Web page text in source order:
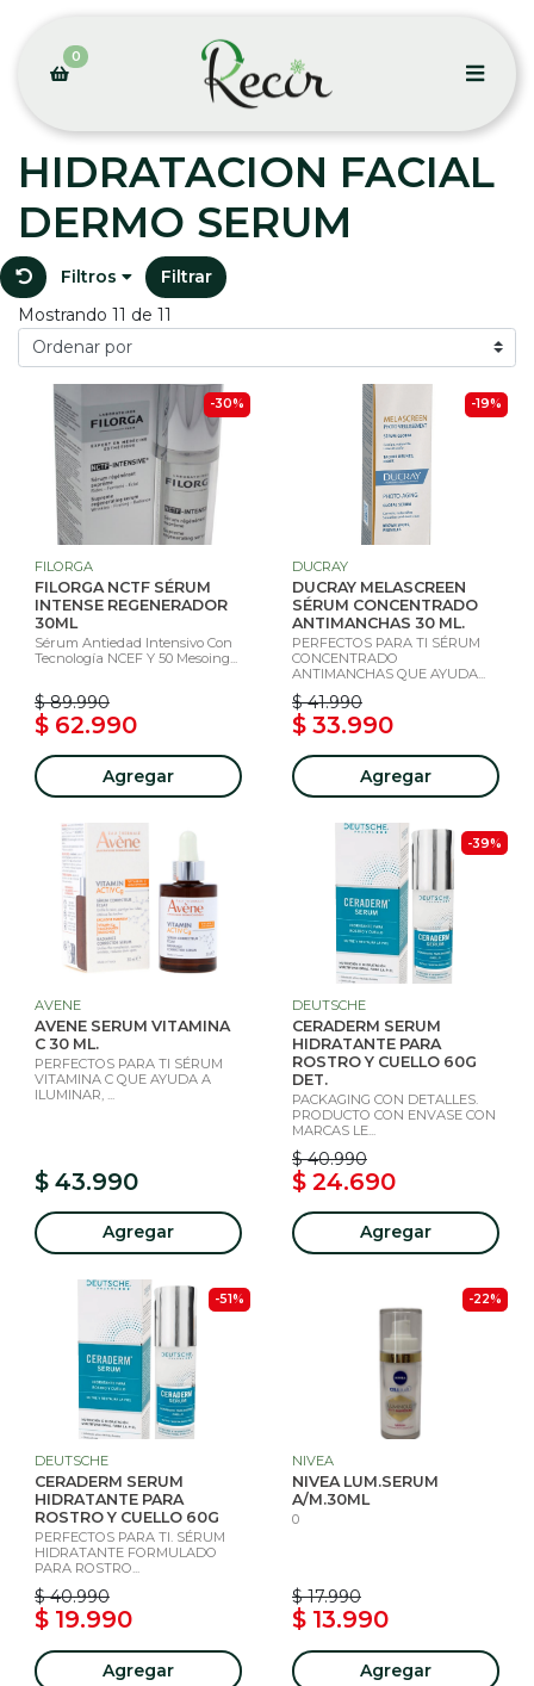
0
HIDRATACION FACIAL
DERMO SERUM
Filtros
Filtrar
Mostrando 11 de 11
-30%
FILORGA
FILORGA NCTF SÉRUM
INTENSE REGENERADOR
30ML
Sérum Antiedad Intensivo Con
Tecnología NCEF Y 50 Mesoing...
$ 89.990
$ 62.990
Agregar
-19%
DUCRAY
DUCRAY MELASCREEN
SÉRUM CONCENTRADO
ANTIMANCHAS 30 ML.
PERFECTOS PARA TI SÉRUM
CONCENTRADO
ANTIMANCHAS QUE AYUDA...
$ 41.990
$ 33.990
Agregar
AVENE
AVENE SERUM VITAMINA
C 30 ML.
PERFECTOS PARA TI SÉRUM
VITAMINA C QUE AYUDA A
ILUMINAR, ...
$ 43.990
Agregar
-39%
DEUTSCHE
CERADERM SERUM
HIDRATANTE PARA
ROSTRO Y CUELLO 60G
DET.
PACKAGING CON DETALLES.
PRODUCTO CON ENVASE CON
MARCAS LE...
$ 40.990
$ 24.690
Agregar
-51%
DEUTSCHE
CERADERM SERUM
HIDRATANTE PARA
ROSTRO Y CUELLO 60G
PERFECTOS PARA TI. SÉRUM
HIDRATANTE FORMULADO
PARA ROSTRO...
$ 40.990
$ 19.990
Agregar
-22%
NIVEA
NIVEA LUM.SERUM
A/M.30ML
0
$ 17.990
$ 13.990
Agregar